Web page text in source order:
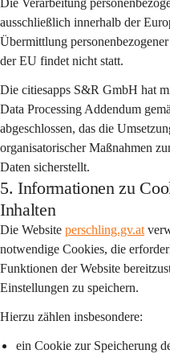
Die Verarbeitung
ausschließlich innerhalb der
Übermittlung
der EU findet nicht statt.
Die citiesapps S&R GmbH hat
Data Processing Addendum
abgeschlossen, das die
organisatorischer Maßnahmen
Daten sicherstellt.
5. Informationen zu
Inhalten
Die Website perschling.gv.at
notwendige Cookies, die
Funktionen der Website
Einstellungen zu speichern.
Hierzu zählen insbesondere:
ein Cookie zur Speicherung